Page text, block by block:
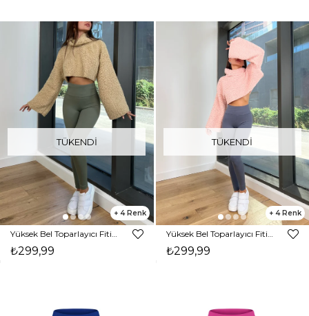
TÜKENDI
4
₺299,99
TÜKENDI
4
₺299,99